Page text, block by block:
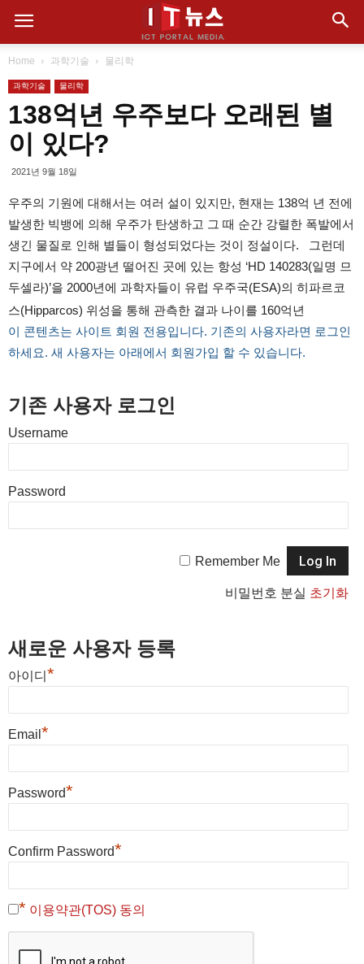
Home 과학기술 물리학
과학기술 물리학
138억년 우주보다 오래된 별
이 있다?
2021년 9월 18일
우주의 기원에 대해서는 여러 설이 있지만, 현재는 138억 년 전에
발생한 빅뱅에 의해 우주가 탄생하고 그 때 순간 강렬한 폭발에서
생긴 물질로 인해 별들이 형성되었다는 것이 정설이다. 그런데
지구에서 약 200광년 떨어진 곳에 있는 항성 ‘HD 140283(일명 므
두셀라)’을 2000년에 과학자들이 유럽 ​​우주국(ESA)의 히파르코
스(Hipparcos) 위성을 통해 관측한 결과 나이를 160억년
이 콘텐츠는 사이트 회원 전용입니다. 기존의 사용자라면 로그인
하세요. 새 사용자는 아래에서 회원가입 할 수 있습니다.
기존 사용자 로그인
Username
Password
Remember Me
비밀번호 분실 초기화
새로운 사용자 등록
아이디 *
Email *
Password*
Confirm Password*
* 이용약관(TOS) 동의